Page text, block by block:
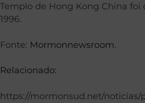
Templo de Hong Kong China foi
1996.
Fonte: Mormonnewsroom.
Relacionado:
https://mormonsud.net/noticias/